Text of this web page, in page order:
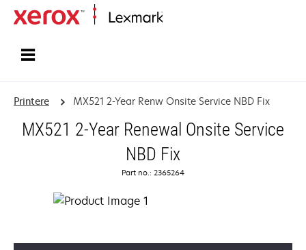
Printere MX521 2-Year Renw Onsite Service NBD Fix
MX521 2-Year Renewal Onsite Service
NBD Fix
Part no.: 2365264